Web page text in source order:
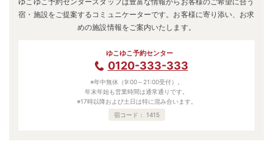
宿・施設をご提案するコミュニケーターです。お客様に寄り添い、お求
めの施設情報をご案内いたします。
ゆこゆこ予約センター
0120-333-333
※年中無休（9:00～21:00受付）。
年末年始も営業時間は通常通りです。
※17時以降および土日は特に混み合います。
宿コード： 1415